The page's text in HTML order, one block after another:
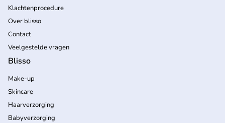
Klachtenprocedure
Over blisso
Contact
Veelgestelde vragen
Blisso
Make-up
Skincare
Haarverzorging
Babyverzorging